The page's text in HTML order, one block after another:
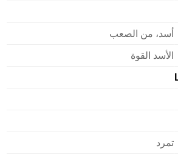
أسد، من الصعب
الأسد القوة
تمرد